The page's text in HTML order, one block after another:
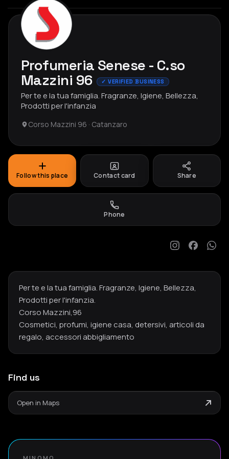
Profumeria Senese - C.so
Mazzini 96
✓ VERIFIED BUSINESS
Per te e la tua famiglia. Fragranze, Igiene, Bellezza,
Prodotti per l'infanzia
Corso Mazzini 96 · Catanzaro
Follow this place Contact card Share
Phone
Per te e la tua famiglia. Fragranze, Igiene, Bellezza,
Prodotti per l'infanzia.
Corso Mazzini,96
Cosmetici, profumi, igiene casa, detersivi, articoli da
regalo, accessori abbigliamento
Find us
Open in Maps